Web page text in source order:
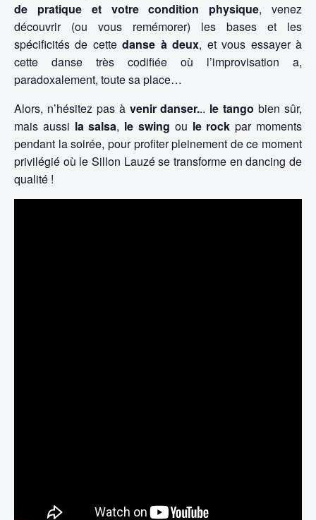
de pratique et votre condition physique, venez
découvrir (ou vous remémorer) les bases et les
spécificités de cettedanse à deux, et vous essayer à
cette danse très codifiée où l’improvisation a,
paradoxalement, toute sa place…
Alors, n’hésitez pas à venir danser... le tango bien sûr,
mais aussi la salsa, le swing ou le rock par moments
pendant la soirée, pour profiter pleinement de ce moment
privilégié où le Sillon Lauzé se transforme en dancing de
qualité !